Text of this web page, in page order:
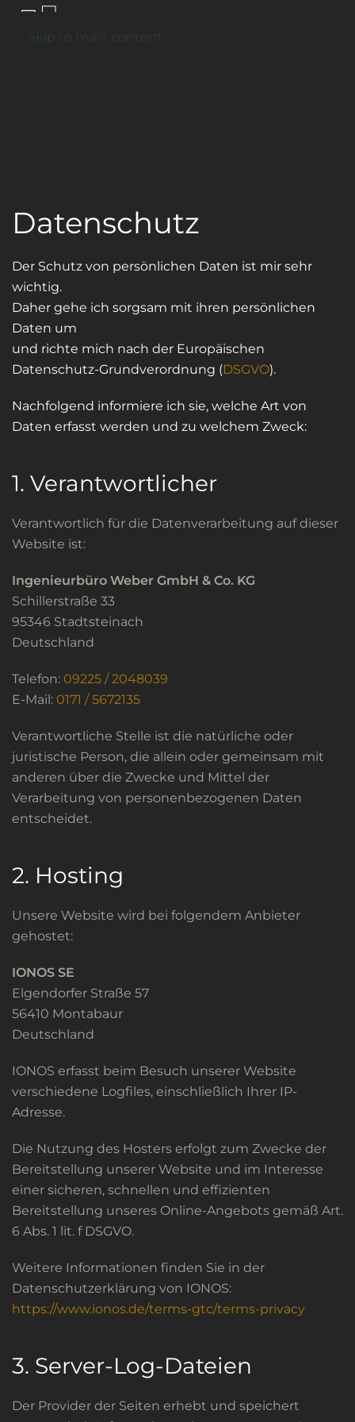
Skip to main content
Datenschutz
Der Schutz von persönlichen Daten ist mir sehr
wichtig.
Daher gehe ich sorgsam mit ihren persönlichen
Daten um
und richte mich nach der Europäischen
Datenschutz-Grundverordnung (DSGVO).
Nachfolgend informiere ich sie, welche Art von
Daten erfasst werden und zu welchem Zweck:
1. Verantwortlicher
Verantwortlich für die Datenverarbeitung auf dieser
Website ist:
Ingenieurbüro Weber GmbH & Co. KG
Schillerstraße 33
95346 Stadtsteinach
Deutschland
Telefon: 09225 / 2048039
E-Mail: 0171 / 5672135
Verantwortliche Stelle ist die natürliche oder
juristische Person, die allein oder gemeinsam mit
anderen über die Zwecke und Mittel der
Verarbeitung von personenbezogenen Daten
entscheidet.
2. Hosting
Unsere Website wird bei folgendem Anbieter
gehostet:
IONOS SE
Elgendorfer Straße 57
56410 Montabaur
Deutschland
IONOS erfasst beim Besuch unserer Website
verschiedene Logfiles, einschließlich Ihrer IP-
Adresse.
Die Nutzung des Hosters erfolgt zum Zwecke der
Bereitstellung unserer Website und im Interesse
einer sicheren, schnellen und effizienten
Bereitstellung unseres Online-Angebots gemäß Art.
6 Abs. 1 lit. f DSGVO.
Weitere Informationen finden Sie in der
Datenschutzerklärung von IONOS:
https://www.ionos.de/terms-gtc/terms-privacy
3. Server-Log-Dateien
Der Provider der Seiten erhebt und speichert